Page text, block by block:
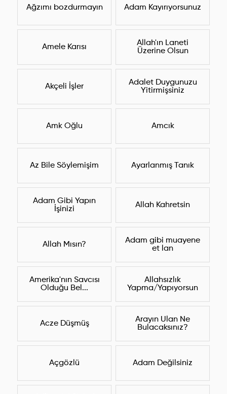
Ağzımı bozdurmayın Adam Kayırıyorsunuz
Amele Karısı
Allah'ın Laneti
Üzerine Olsun
Akçeli İşler
Adalet Duygunuzu
Yitirmişsiniz
Amk Oğlu Amcık
Az Bile Söylemişim Ayarlanmış Tanık
Adam Gibi Yapın
İşinizi
Allah Kahretsin
Allah Mısın?
Adam gibi muayene
et lan
Amerika'nın Savcısı
Olduğu Bel...
Allahsızlık
Yapma/Yapıyorsun
Acze Düşmüş
Arayın Ulan Ne
Bulacaksınız?
Açgözlü Adam Değilsiniz